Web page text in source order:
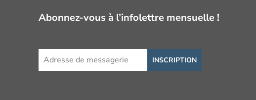
Abonnez-vous à l’infolettre mensuelle !
INSCRIPTION